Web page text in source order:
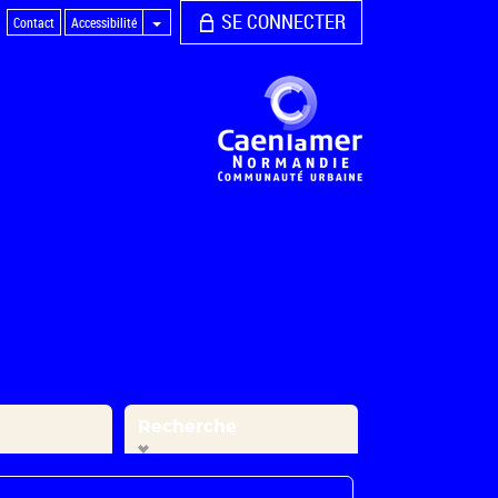
Contact Accessibilité SE CONNECTER
Recherche